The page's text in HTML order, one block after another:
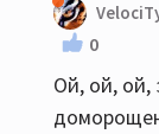
0
Ой, ой, ой,